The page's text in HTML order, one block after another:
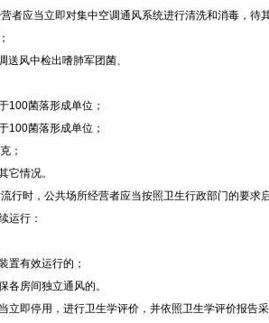
者应当立即对集中空调通风系统进行清洗和消毒，待
风中检出嗜肺军团菌、
100菌落形成单位；
100菌落形成单位；
克；
情况。
行时，公共场所经营者应当按照卫生行政部门的要求
运行：
有效运行的；
房间独立通风的。
即停用，进行卫生学评价，并依照卫生学评价报告